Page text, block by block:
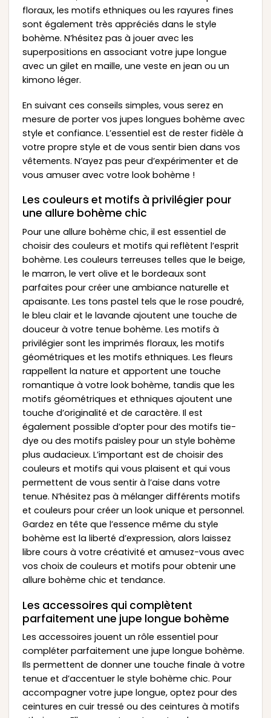
floraux, les motifs ethniques ou les rayures fines
sont également très appréciés dans le style
bohème. N’hésitez pas à jouer avec les
superpositions en associant votre jupe longue
avec un gilet en maille, une veste en jean ou un
kimono léger.
En suivant ces conseils simples, vous serez en
mesure de porter vos jupes longues bohème avec
style et confiance. L’essentiel est de rester fidèle à
votre propre style et de vous sentir bien dans vos
vêtements. N’ayez pas peur d’expérimenter et de
vous amuser avec votre look bohème !
Les couleurs et motifs à privilégier pour
une allure bohème chic
Pour une allure bohème chic, il est essentiel de
choisir des couleurs et motifs qui reflètent l’esprit
bohème. Les couleurs terreuses telles que le beige,
le marron, le vert olive et le bordeaux sont
parfaites pour créer une ambiance naturelle et
apaisante. Les tons pastel tels que le rose poudré,
le bleu clair et le lavande ajoutent une touche de
douceur à votre tenue bohème. Les motifs à
privilégier sont les imprimés floraux, les motifs
géométriques et les motifs ethniques. Les fleurs
rappellent la nature et apportent une touche
romantique à votre look bohème, tandis que les
motifs géométriques et ethniques ajoutent une
touche d’originalité et de caractère. Il est
également possible d’opter pour des motifs tie-
dye ou des motifs paisley pour un style bohème
plus audacieux. L’important est de choisir des
couleurs et motifs qui vous plaisent et qui vous
permettent de vous sentir à l’aise dans votre
tenue. N’hésitez pas à mélanger différents motifs
et couleurs pour créer un look unique et personnel.
Gardez en tête que l’essence même du style
bohème est la liberté d’expression, alors laissez
libre cours à votre créativité et amusez-vous avec
vos choix de couleurs et motifs pour obtenir une
allure bohème chic et tendance.
Les accessoires qui complètent
parfaitement une jupe longue bohème
Les accessoires jouent un rôle essentiel pour
compléter parfaitement une jupe longue bohème.
Ils permettent de donner une touche finale à votre
tenue et d’accentuer le style bohème chic. Pour
accompagner votre jupe longue, optez pour des
ceintures en cuir tressé ou des ceintures à motifs